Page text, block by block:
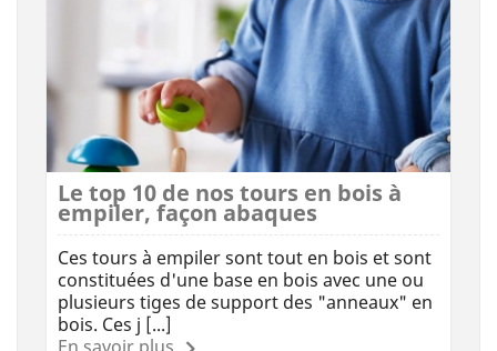
Le top 10 de nos tours en bois à
empiler, façon abaques
Ces tours à empiler sont tout en bois et sont
constituées d'une base en bois avec une ou
plusieurs tiges de support des "anneaux" en
bois. Ces j [...]